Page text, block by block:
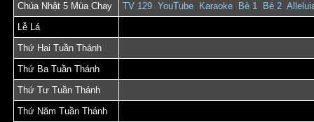
Chúa Nhật 5 Mùa Chay
TV 129 YouTube Karaoke Bè 1 Bè 2
Lễ Lá
Thứ Hai Tuần Thánh
Thứ Ba Tuần Thánh
Thứ Tư Tuần Thánh
Thứ Năm Tuần Thánh